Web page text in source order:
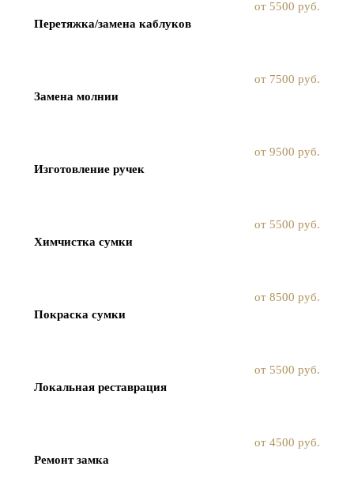
Перетяжка/замена каблуков
от 5500 руб.
Замена молнии
от 7500 руб.
Изготовление ручек
от 9500 руб.
Химчистка сумки
от 5500 руб.
Покраска сумки
от 8500 руб.
Локальная реставрация
от 5500 руб.
Ремонт замка
от 4500 руб.